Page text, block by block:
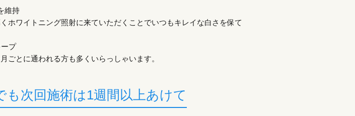
維持
ホワイトニング照射に来ていただくことでいつもキレイな白さを保て
プ
とに通われる方も多くいらっしゃいます。
も次回施術は1週間以上あけて